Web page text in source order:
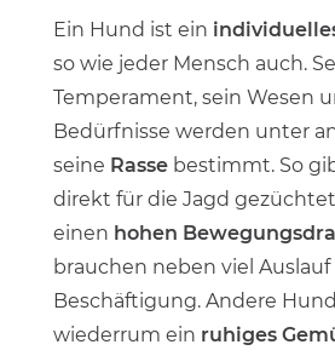
Ein Hund ist ein
so wie jeder Mensch auch.
Temperament, sein Wesen
Bedürfnisse werden unter
seine Rasse bestimmt. So
direkt für die Jagd
einen hohen
brauchen neben viel
Beschäftigung. Andere
wiederrum ein ruhiges